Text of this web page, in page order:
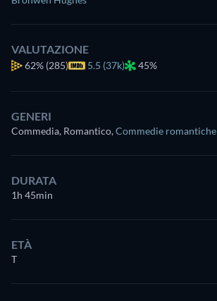
VALUTAZIONE
62% (285) 5.5 (37k) 45%
GENERI
Commedia, Romantico,Commedie romantiche
DURATA
1h 45min
ETÀ
T